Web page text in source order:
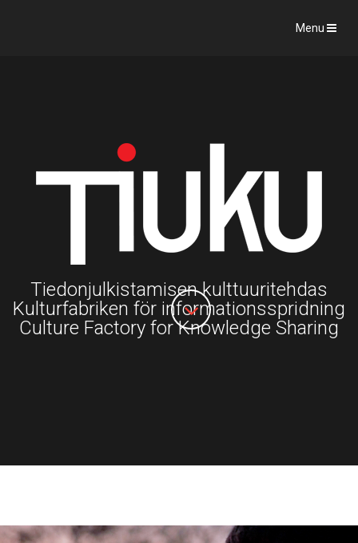
Menu
Tiedonjulkistamisen kulttuuritehdas
Kulturfabriken för informationsspridning
Culture Factory for Knowledge Sharing